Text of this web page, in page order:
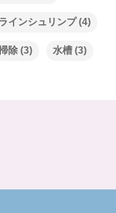
インシュリンプ(4)
除 (3) 水槽 (3)